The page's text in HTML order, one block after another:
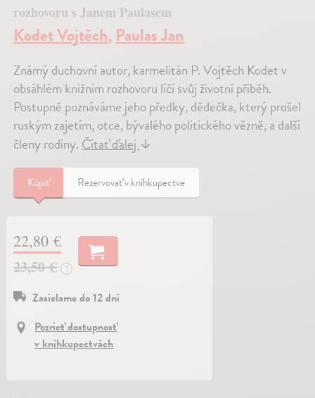
rozhovoru s Janem Paulasem
Kodet Vojtěch, Paulas Jan
Známý duchovní autor, karmelitán P. Vojtěch Kodet v
obsáhlém knižním rozhovoru líčí svůj životní příběh.
Postupně poznáváme jeho předky, dědečka, který prošel
ruským zajetím, otce, bývalého politického vězně, a další
členy rodiny. Čítať ďalej ↓
Kúpiť Rezervovať v kníhkupectve
22,80 €
23,50 €
?
Zasielame do 12 dní
Pozrieť dostupnosť
v kníhkupectvách